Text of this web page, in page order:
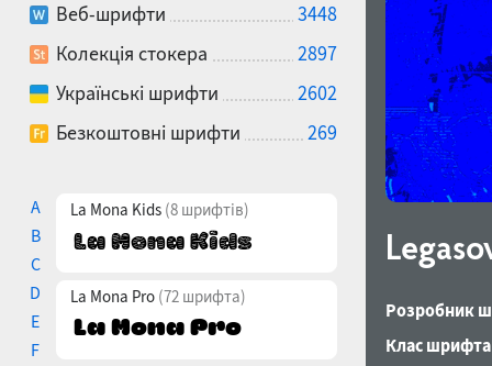
Веб-шрифти
3448
Колекція стокера
2897
Українські шрифти
2602
Безкоштовні шрифти
269
A
B
C
D
E
F
La Mona Kids (8 шрифтів)
La Mona Pro (72 шрифта)
Розробник
Клас